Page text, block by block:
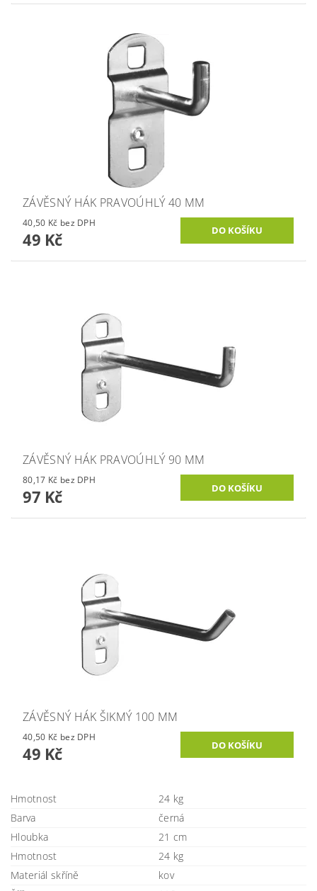
ZÁVĚSNÝ HÁK PRAVOÚHLÝ 40 MM
40,50 Kč bez DPH
49 Kč
ZÁVĚSNÝ HÁK PRAVOÚHLÝ 90 MM
80,17 Kč bez DPH
97 Kč
ZÁVĚSNÝ HÁK ŠIKMÝ 100 MM
40,50 Kč bez DPH
49 Kč
Hmotnost
24 kg
Barva
černá
Hloubka
21 cm
Hmotnost
24 kg
Materiál skříně
kov